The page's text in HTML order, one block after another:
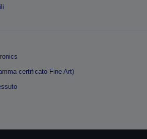
certificato Fine Art)